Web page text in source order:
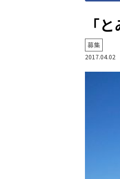
「
募集
2017.04.02